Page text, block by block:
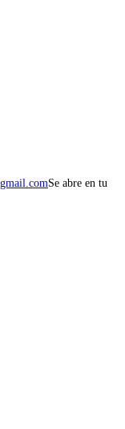
Se abre en tu